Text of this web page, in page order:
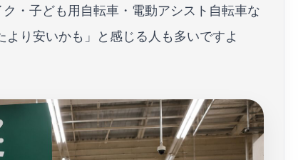
・子ども用自転車・電動アシスト自転車な
り安いかも」と感じる人も多いですよ